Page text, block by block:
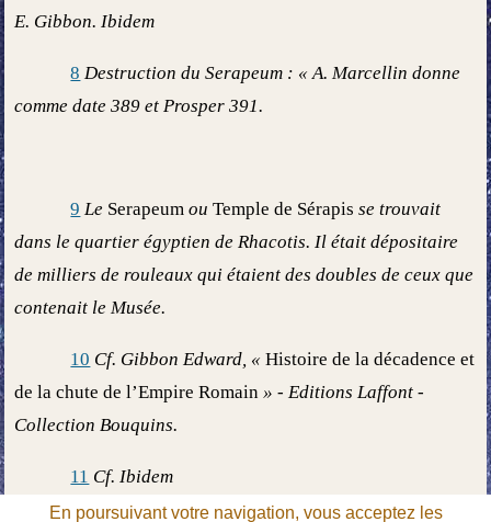
E. Gibbon. Ibidem
8 Destruction du Serapeum : « A. Marcellin donne
comme date 389 et Prosper 391.
9 Le Serapeum ouTemple de Sérapis se trouvait
dans le quartier égyptien de Rhacotis. Il était dépositaire
de milliers de rouleaux qui étaient des doubles de ceux que
contenait le Musée.
10 Cf. Gibbon Edward, «Histoire de la décadence et
de la chute de l’Empire Romain » - Editions Laffont -
Collection Bouquins.
11 Cf. Ibidem
En poursuivant votre navigation, vous acceptez les